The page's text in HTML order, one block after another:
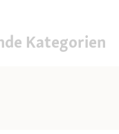
Kategorien